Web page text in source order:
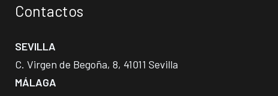
Contactos
SEVILLA
C. Virgen de Begoña, 8, 41011 Sevilla
MÁLAGA